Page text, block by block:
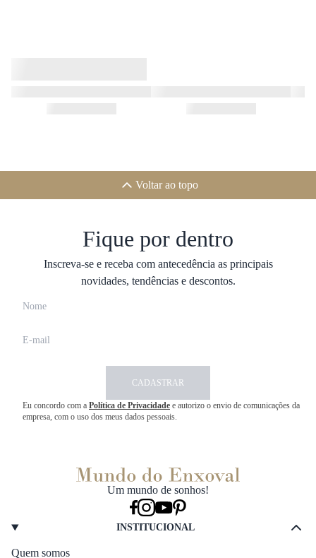
Voltar ao topo
Fique por dentro
Inscreva-se e receba com antecedência as principais
novidades, tendências e descontos.
CADASTRAR
Eu concordo com a Política de Privacidade e autorizo o envio de comunicações da
empresa, com o uso dos meus dados pessoais.
Um mundo de sonhos!
INSTITUCIONAL
Quem somos